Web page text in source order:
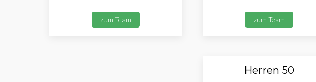
zum Team zum Team
Herren 50